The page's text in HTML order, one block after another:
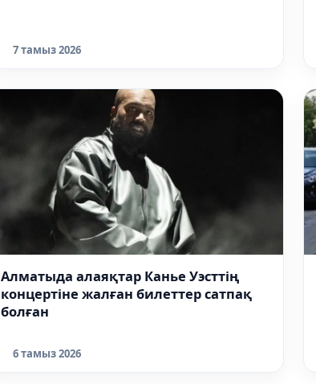
7 тамыз 2026
Алматыда алаяқтар Канье Уэсттің
концертіне жалған билеттер сатпақ
болған
6 тамыз 2026